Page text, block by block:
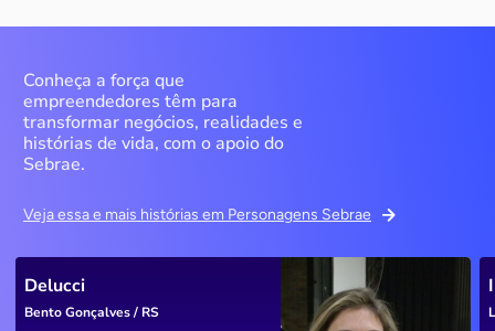
Conheça a força que
empreendedores têm para
transformar negócios, realidades e
histórias de vida, com o apoio do
Sebrae.
Veja essa e mais histórias em Personagens Sebrae
Delucci
Bento Gonçalves / RS